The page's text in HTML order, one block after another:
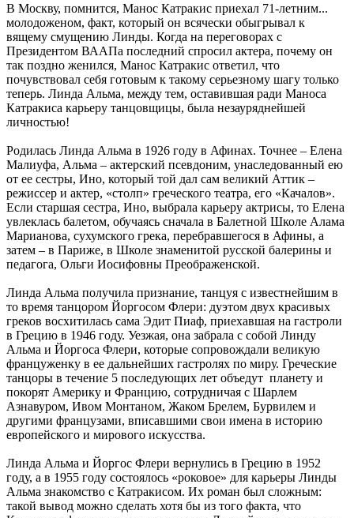
В Москву, помнится, Манос Катракис приехал 71-летним...
молодоженом, факт, который он всячески обыгрывал к
вящему смущению Линды. Когда на переговорах с
Президентом ВААПа последний спросил актера, почему он
так поздно женился, Манос Катракис ответил, что
почувствовал себя готовым к такому серьезному шагу только
теперь. Линда Альма, между тем, оставившая ради Маноса
Катракиса карьеру танцовщицы, была незауряднейшей
личностью!
Родилась Линда Альма в 1926 году в Афинах. Точнее – Елена
Малиуфа, Альма – актерский псевдоним, унаследованный ею
от ее сестры, Ино, который той дал сам великий Аттик –
режиссер и актер, «столп» греческого театра, его «Качалов».
Если старшая сестра, Ино, выбрала карьеру актрисы, то Елена
увлеклась балетом, обучаясь сначала в Балетной Школе Алама
Марианова, сухумского грека, перебравшегося в Афины, а
затем – в Париже, в Школе знаменитой русской балерины и
педагога, Ольги Иосифовны Преображенской.
Линда Альма получила признание, танцуя с известнейшим в
то время танцором Йоргосом Флери: дуэтом двух красивых
греков восхитилась сама Эдит Пиаф, приехавшая на гастроли
в Грецию в 1946 году. Уезжая, она забрала с собой Линду
Альма и Йоргоса Флери, которые сопровождали великую
француженку в ее дальнейших гастролях по миру. Греческие
танцоры в течение 5 последующих лет объедут планету и
покорят Америку и Францию, сотрудничая с Шарлем
Азнавуром, Ивом Монтаном, Жаком Брелем, Бурвилем и
другими французами, вписавшими свои имена в историю
европейского и мирового искусства.
Линда Альма и Йоргос Флери вернулись в Грецию в 1952
году, а в 1955 году состоялось «роковое» для карьеры Линды
Альма знакомство с Катракисом. Их роман был сложным:
такой вывод можно сделать хотя бы из того факта, что